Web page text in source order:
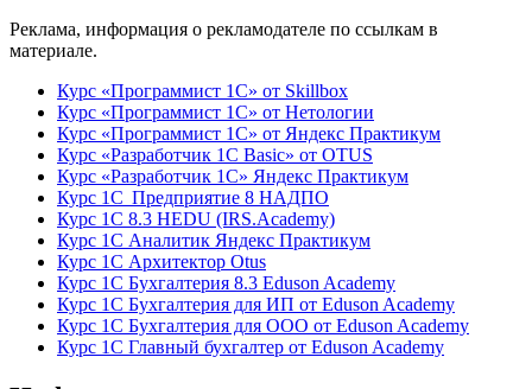
Реклама, информация о рекламодателе по ссылкам в
материале.
Курс «Программист 1С» от Skillbox
Курс «Программист 1С» от Нетологии
Курс «Программист 1С» от Яндекс Практикум
Курс «Разработчик 1С Basic» от OTUS
Курс «Разработчик 1С» Яндекс Практикум
Курс 1С Предприятие 8 НАДПО
Курс 1С 8.3 HEDU (IRS.Academy)
Курс 1С Аналитик Яндекс Практикум
Курс 1С Архитектор Otus
Курс 1С Бухгалтерия 8.3 Eduson Academy
Курс 1С Бухгалтерия для ИП от Eduson Academy
Курс 1С Бухгалтерия для ООО от Eduson Academy
Курс 1С Главный бухгалтер от Eduson Academy